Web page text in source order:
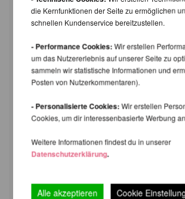
die Kernfunktionen der Seite zu ermöglichen
schnellen Kundenservice bereitzustellen.
- Performance Cookies:Wir erstellen
um das Nutzererlebnis auf unserer Seite zu
sammeln wir statistische Informationen und
Posten von Nutzerkommentaren).
- Personalisierte Cookies:Wir erstellen
Cookies, um dir interessenbasierte Werbung
Weitere Informationen findest du in unserer
Datenschutzerklärung.
Alle akzeptieren Cookie